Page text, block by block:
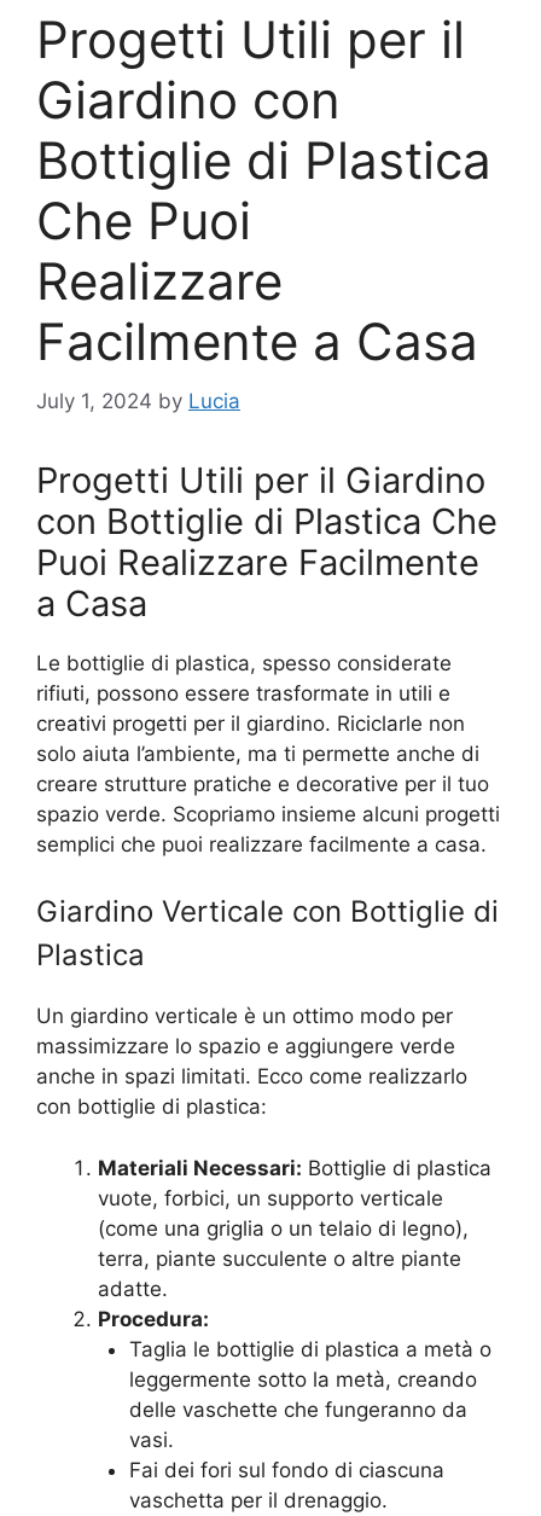
Progetti Utili per il
Giardino con
Bottiglie di Plastica
Che Puoi
Realizzare
Facilmente a Casa
July 1, 2024 by Lucia
Progetti Utili per il Giardino
con Bottiglie di Plastica Che
Puoi Realizzare Facilmente
a Casa
Le bottiglie di plastica, spesso considerate
rifiuti, possono essere trasformate in utili e
creativi progetti per il giardino. Riciclarle non
solo aiuta l’ambiente, ma ti permette anche di
creare strutture pratiche e decorative per il tuo
spazio verde. Scopriamo insieme alcuni progetti
semplici che puoi realizzare facilmente a casa.
Giardino Verticale con Bottiglie di
Plastica
Un giardino verticale è un ottimo modo per
massimizzare lo spazio e aggiungere verde
anche in spazi limitati. Ecco come realizzarlo
con bottiglie di plastica:
Materiali Necessari: Bottiglie di plastica
vuote, forbici, un supporto verticale
(come una griglia o un telaio di legno),
terra, piante succulente o altre piante
adatte.
Procedura:
Taglia le bottiglie di plastica a metà o
leggermente sotto la metà, creando
delle vaschette che fungeranno da
vasi.
Fai dei fori sul fondo di ciascuna
vaschetta per il drenaggio.